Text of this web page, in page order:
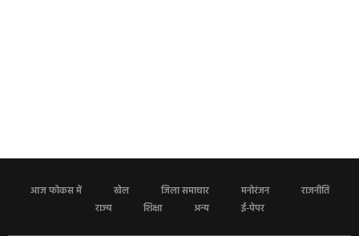
आज फोकस में खेल जिला समाचार मनोरंजन
राजनीति
राज्य
शिक्षा अन्य ई-पेपर